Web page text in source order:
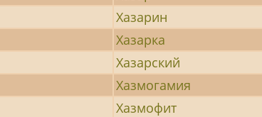
Хазарин
Хазарка
Хазарский
Хазмогамия
Хазмофит